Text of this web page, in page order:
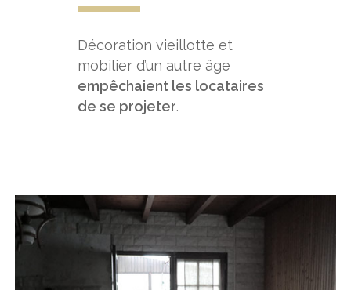
Décoration vieillotte et
mobilier d’un autre âge
empêchaient les locataires
de se projeter.